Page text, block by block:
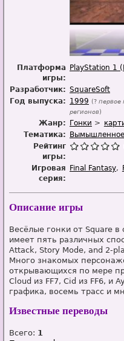
Платформа
игры:
PlayStation 1
Разработчик: SquareSoft
Год выпуска: 1999 (? первое
регионов)
Жанр: Гонки
Тематика:
Вымышленное
Рейтинг
игры:
Игровая
серия:
Final Fantasy
Описание игры
Весёлые гонки от Square в
имеет пять различных
Attack, Story Mode, and 2-
Много знакомых
открывающихся по мере
Cloud из FF7, Cid из FF6, и
графика, восемь трасс и
Известные переводы
Всего: 1